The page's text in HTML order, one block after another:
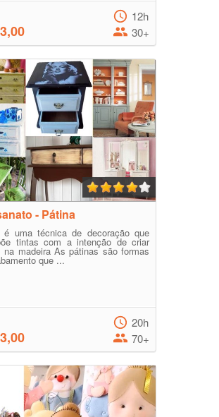
12h
30+
- Pátina
é uma técnica de decoração que
tintas com a intenção de criar
na madeira As pátinas são formas
que ...
20h
70+